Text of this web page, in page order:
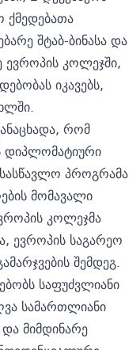
ქმედებათა
შტაბ-ბინასა და
ევროპის კოლეჯში,
იკავებს,
რომ
დიპლომატიური
პროგრამა
მომავალი
კოლეჯმა
ევროპის საგარეო
შემდეგ.
საფუძვლიანი
სამართლიანი
მიმდინარე